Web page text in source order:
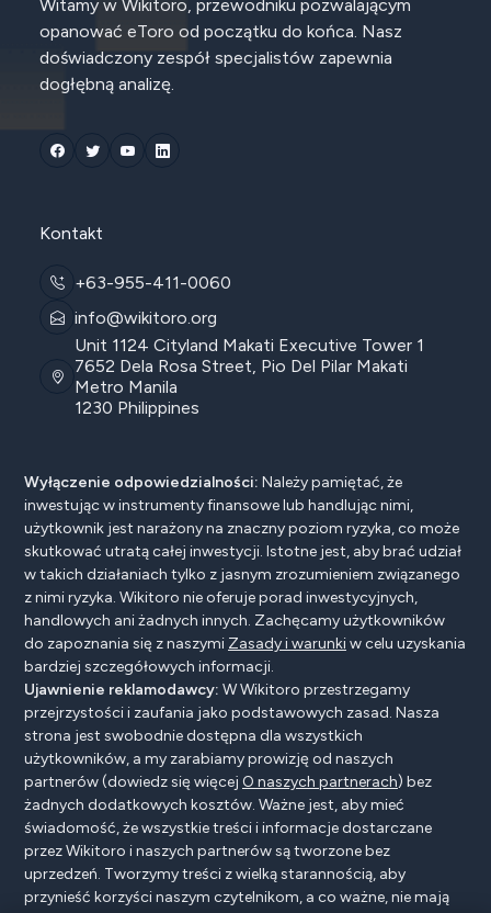
Witamy w Wikitoro, przewodniku pozwalającym
opanować eToro od początku do końca. Nasz
doświadczony zespół specjalistów zapewnia
dogłębną analizę.
Kontakt
+63-955-411-0060
info@wikitoro.org
Unit 1124 Cityland Makati Executive Tower 1
7652 Dela Rosa Street, Pio Del Pilar Makati
Metro Manila
1230 Philippines
Wyłączenie odpowiedzialności: Należy pamiętać, że
inwestując w instrumenty finansowe lub handlując nimi,
użytkownik jest narażony na znaczny poziom ryzyka, co może
skutkować utratą całej inwestycji. Istotne jest, aby brać udział
w takich działaniach tylko z jasnym zrozumieniem związanego
z nimi ryzyka. Wikitoro nie oferuje porad inwestycyjnych,
handlowych ani żadnych innych. Zachęcamy użytkowników
do zapoznania się z naszymi Zasady i warunkiw celu uzyskania
bardziej szczegółowych informacji.
Ujawnienie reklamodawcy: W Wikitoro przestrzegamy
przejrzystości i zaufania jako podstawowych zasad. Nasza
strona jest swobodnie dostępna dla wszystkich
użytkowników, a my zarabiamy prowizję od naszych
partnerów (dowiedz się więcej O naszych partnerach) bez
żadnych dodatkowych kosztów. Ważne jest, aby mieć
świadomość, że wszystkie treści i informacje dostarczane
przez Wikitoro i naszych partnerów są tworzone bez
uprzedzeń. Tworzymy treści z wielką starannością, aby
przynieść korzyści naszym czytelnikom, a co ważne, nie mają